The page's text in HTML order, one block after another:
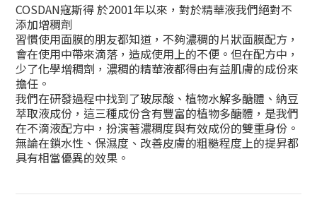
COSDAN寇斯得 於2001年以來，對於精華液我們絕對不
添加增稠劑
習慣使用面膜的朋友都知道，不夠濃稠的片狀面膜配方，
會在使用中帶來滴落，造成使用上的不便。但在配方中，
少了化學增稠劑，濃稠的精華液都得由有益肌膚的成份來
擔任。
我們在研發過程中找到了玻尿酸、植物水解多醣體、納豆
萃取液成份，這三種成份含有豐富的植物多醣體，是我們
在不滴液配方中，扮演著濃稠度與有效成份的雙重身份。
無論在鎖水性、保濕度、改善皮膚的粗糙程度上的提昇都
具有相當優異的效果。